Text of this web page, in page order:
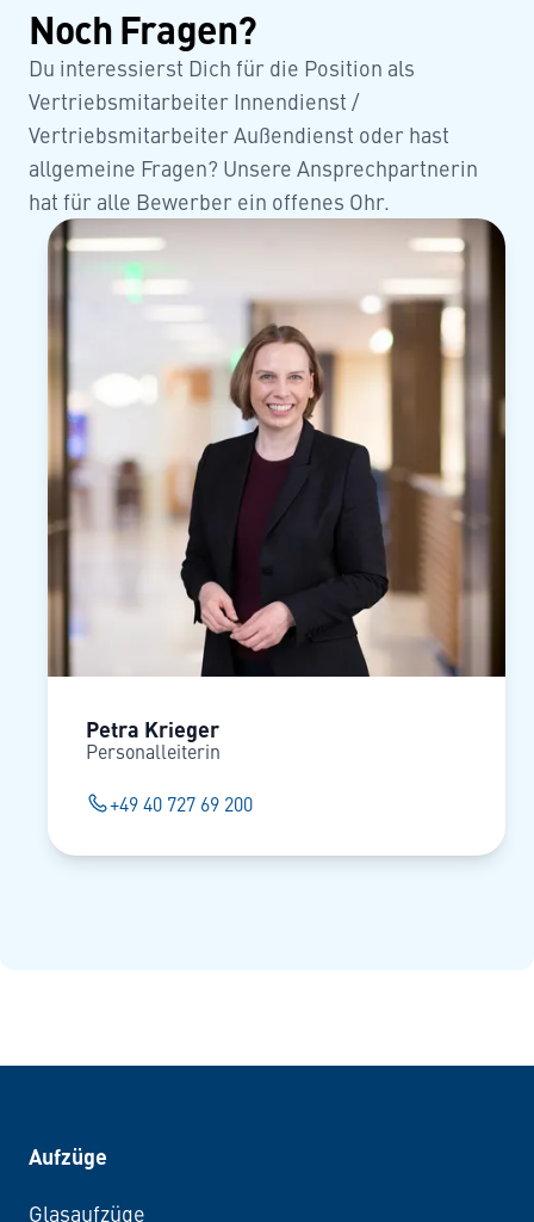
Noch Fragen?
Du interessierst Dich für die Position als
Vertriebsmitarbeiter Innendienst /
Vertriebsmitarbeiter Außendienst oder hast
allgemeine Fragen? Unsere Ansprechpartnerin
hat für alle Bewerber ein offenes Ohr.
Petra Krieger
Personalleiterin
+49 40 727 69 200
Aufzüge
Glasaufzüge